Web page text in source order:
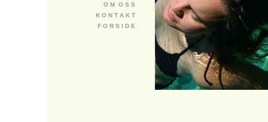
O M O S S
K O N T A K T
F O R S I D E